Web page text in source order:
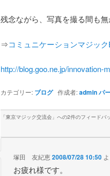
残念ながら、写真を撮る間も
⇒コミュニケーションマジッ
http://blog.goo.ne.jp/innovation-
カテゴリー: ブログ作成者:adminパ
「東京マジック交流会」への2件のフィードバ
塚田 友紀恵2008/07/28 10:50
お疲れ様です。